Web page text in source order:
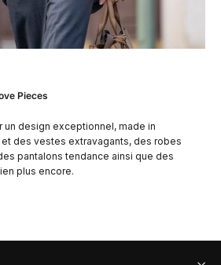
Pieces
design exceptionnel, made in
et des vestes extravagants, des robes
pantalons tendance ainsi que des
plus encore.